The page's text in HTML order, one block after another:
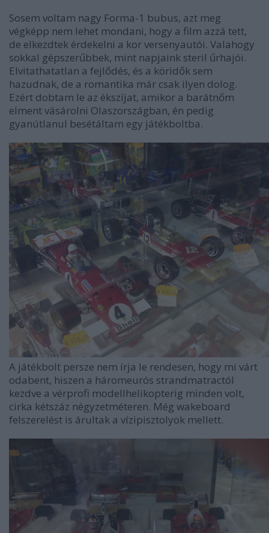
Sosem voltam nagy Forma-1 bubus, azt meg
végképp nem lehet mondani, hogy a film azzá tett,
de elkezdtek érdekelni a kor versenyautói. Valahogy
sokkal gépszerűbbek, mint napjaink steril űrhajói.
Elvitathatatlan a fejlődés, és a köridők sem
hazudnak, de a romantika már csak ilyen dolog.
Ezért dobtam le az ékszíjat, amikor a barátnőm
elment vásárolni Olaszországban, én pedig
gyanútlanul besétáltam egy játékboltba.
A játékbolt persze nem írja le rendesen, hogy mi várt
odabent, hiszen a háromeurós strandmatractól
kezdve a vérprofi modellhelikopterig minden volt,
cirka kétszáz négyzetméteren. Még wakeboard
felszerelést is árultak a vízipisztolyok mellett.